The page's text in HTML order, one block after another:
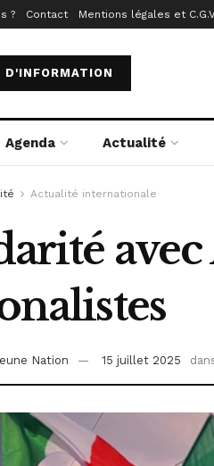
? Contact Mentions légales et
D'INFORMATION
Agenda Actualité
Actualité internationale
Nation 15 juillet 2025